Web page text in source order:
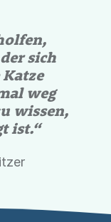
sich
weg
wissen,
ist.“